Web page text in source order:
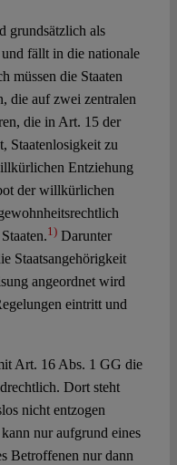
grundsätzlich als
fällt in die nationale
müssen die Staaten
die auf zwei zentralen
die in Art. 15 der
Staatenlosigkeit zu
Entziehung
der willkürlichen
1)Darunter
Staatsangehörigkeit
angeordnet wird
eintritt und
Art. 16 Abs. 1 GG die
Dort steht
nicht entzogen
nur aufgrund eines
Betroffenen nur dann